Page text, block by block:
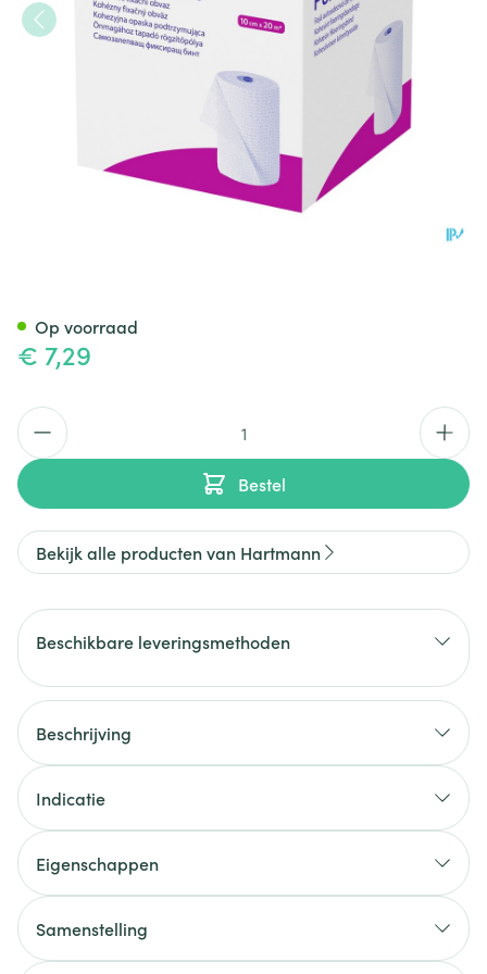
€ 7,29
Aantal
Bestel
Op voorraad
Bekijk alle producten van Hartmann
Beschikbare leveringsmethoden
Beschrijving
Indicatie
Eigenschappen
Samenstelling